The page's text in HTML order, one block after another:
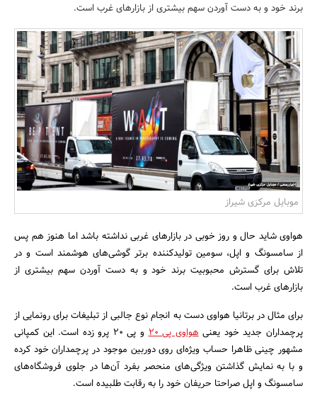
مسکن و ساختمان
برند خود و به دست آوردن سهم بیشتری از بازارهای غرب است.
موبایل مرکزی شیراز
هواوی شاید حال و روز خوبی در بازارهای غربی نداشته باشد اما هنوز هم پس
از سامسونگ و اپل، سومین تولیدکننده برتر گوشی‌های هوشمند است و در
تلاش برای گسترش محبوبیت برند خود و به دست آوردن سهم بیشتری از
بازارهای غرب است.
برای مثال در برتانیا هواوی دست به انجام نوع جالبی از تبلیغات برای رونمایی از
پرچمداران جدید خود یعنیهواوی پی 20
و پی 20 پرو زده است. این کمپانی
مشهور چینی ظاهرا حساب ویژه‌ای روی دوربین موجود در پرچمداران خود کرده
و با به نمایش گذاشتن ویژگی‌های منحصر بفرد آن‌ها در جلوی فروشگاه‌های
سامسونگ و اپل صراحتا حریفان خود را به رقابت طلبیده است.